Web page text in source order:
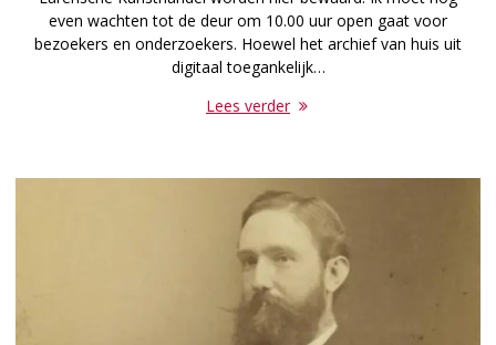
even wachten tot de deur om 10.00 uur open gaat voor
bezoekers en onderzoekers. Hoewel het archief van huis uit
digitaal toegankelijk…
Lees verder